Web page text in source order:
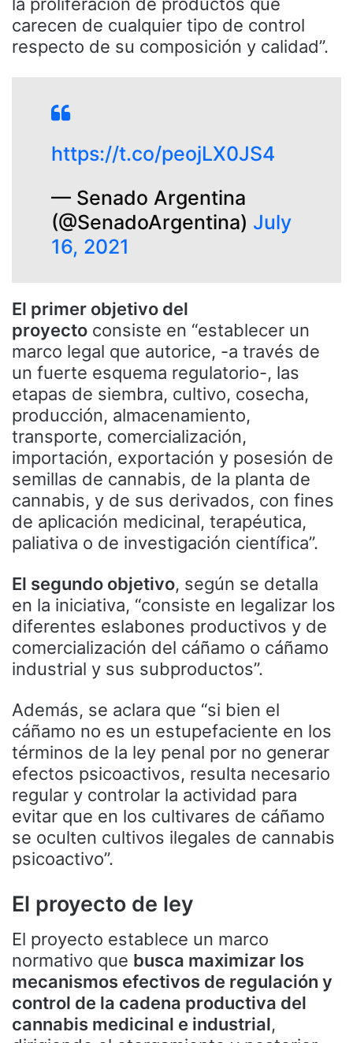
carecen de cualquier tipo de control
respecto de su composición y calidad”.
https://t.co/peojLX0JS4
— Senado Argentina
(@SenadoArgentina) July
16, 2021
El primer objetivo del
proyecto consiste en “establecer un
marco legal que autorice, -a través de
un fuerte esquema regulatorio-, las
etapas de siembra, cultivo, cosecha,
producción, almacenamiento,
transporte, comercialización,
importación, exportación y posesión de
semillas de cannabis, de la planta de
cannabis, y de sus derivados, con fines
de aplicación medicinal, terapéutica,
paliativa o de investigación científica”.
El segundo objetivo, según se detalla
en la iniciativa, “consiste en legalizar los
diferentes eslabones productivos y de
comercialización del cáñamo o cáñamo
industrial y sus subproductos”.
Además, se aclara que “si bien el
cáñamo no es un estupefaciente en los
términos de la ley penal por no generar
efectos psicoactivos, resulta necesario
regular y controlar la actividad para
evitar que en los cultivares de cáñamo
se oculten cultivos ilegales de cannabis
psicoactivo”.
El proyecto de ley
El proyecto establece un marco
normativo que busca maximizar los
mecanismos efectivos de regulación y
control de la cadena productiva del
cannabis medicinal e industrial,